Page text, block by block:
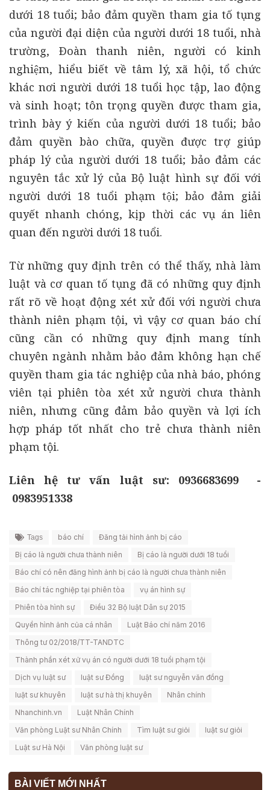
dưới 18 tuổi; bảo đảm quyền tham gia tố tụng
của người đại diện của người dưới 18 tuổi, nhà
trường, Ðoàn thanh niên, người có kinh
nghiệm, hiểu biết về tâm lý, xã hội, tổ chức
khác nơi người dưới 18 tuổi học tập, lao động
và sinh hoạt; tôn trọng quyền được tham gia,
trình bày ý kiến của người dưới 18 tuổi; bảo
đảm quyền bào chữa, quyền được trợ giúp
pháp lý của người dưới 18 tuổi; bảo đảm các
nguyên tắc xử lý của Bộ luật hình sự đối với
người dưới 18 tuổi phạm tội; bảo đảm giải
quyết nhanh chóng, kịp thời các vụ án liên
quan đến người dưới 18 tuổi.
Từ những quy định trên có thể thấy, nhà làm
luật và cơ quan tố tụng đã có những quy định
rất rõ về hoạt động xét xử đối với người chưa
thành niên phạm tội, vì vậy cơ quan báo chí
cũng cần có những quy định mang tính
chuyên ngành nhằm bảo đảm không hạn chế
quyền tham gia tác nghiệp của nhà báo, phóng
viên tại phiên tòa xét xử người chưa thành
niên, nhưng cũng đảm bảo quyền và lợi ích
hợp pháp tốt nhất cho trẻ chưa thành niên
phạm tội.
Liên hệ tư vấn luật sư: 0936683699 -
0983951338
Tags báo chí
Đăng tải hình ảnh bị cáo
Bị cáo là người chưa thành niên
Bị cáo là người dưới 18 tuổi
Báo chí có nên đăng hình ảnh bị cáo là người chưa thành niên
Báo chí tác nghiệp tại phiên tòa
vụ án hình sự
Phiên tòa hình sự
Điều 32 Bộ luật Dân sự 2015
Quyền hình ảnh của cá nhân
Luật Báo chí năm 2016
Thông tư 02/2018/TT-TANDTC
Thành phần xét xử vụ án có người dưới 18 tuổi phạm tội
Dịch vụ luật sư
luật sư Đồng
luật sư nguyễn văn đồng
luật sư khuyên
luật sư hà thị khuyên
Nhân chính
Nhanchinh.vn
Luật Nhân Chính
Văn phòng Luật sư Nhân Chính
Tìm luật sư giỏi
luật sư giỏi
Luật sư Hà Nội
Văn phòng luật sư
BÀI VIẾT MỚI NHẤT